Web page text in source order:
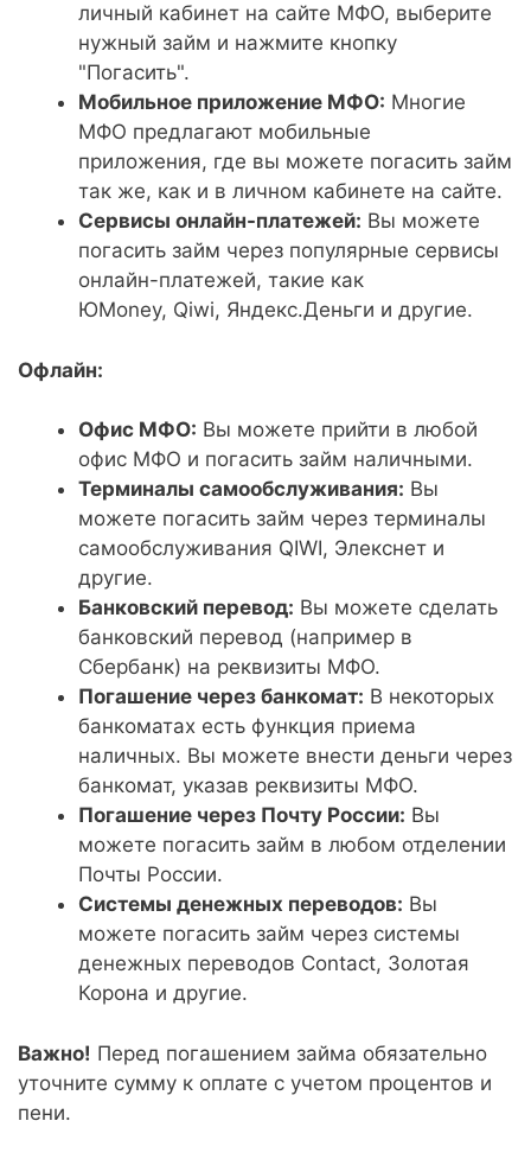
личный кабинет на сайте МФО, выберите
нужный займ и нажмите кнопку
"Погасить".
Мобильное приложение МФО: Многие
МФО предлагают мобильные
приложения, где вы можете погасить займ
так же, как и в личном кабинете на сайте.
Сервисы онлайн-платежей: Вы можете
погасить займ через популярные сервисы
онлайн-платежей, такие как
ЮMoney, Qiwi, Яндекс.Деньги и другие.
Офлайн:
Офис МФО: Вы можете прийти в любой
офис МФО и погасить займ наличными.
Терминалы самообслуживания: Вы
можете погасить займ через терминалы
самообслуживания QIWI, Элекснет и
другие.
Банковский перевод: Вы можете сделать
банковский перевод (например в
Сбербанк) на реквизиты МФО.
Погашение через банкомат: В некоторых
банкоматах есть функция приема
наличных. Вы можете внести деньги через
банкомат, указав реквизиты МФО.
Погашение через Почту России: Вы
можете погасить займ в любом отделении
Почты России.
Системы денежных переводов: Вы
можете погасить займ через системы
денежных переводов Contact, Золотая
Корона и другие.
Важно! Перед погашением займа обязательно
уточните сумму к оплате с учетом процентов и
пени.